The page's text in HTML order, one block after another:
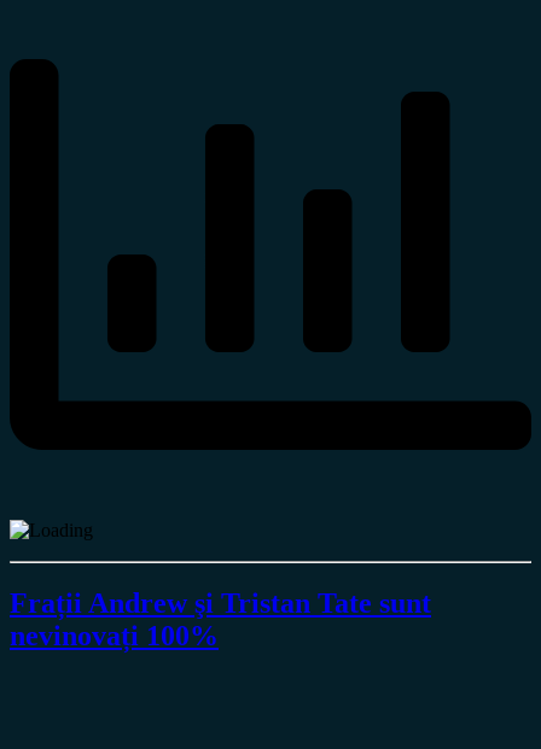
Frații Andrew şi Tristan Tate sunt
nevinovați 100%